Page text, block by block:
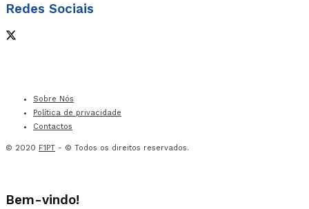
Redes Sociais
Sobre Nós
Política de privacidade
Contactos
© 2020 F1PT - © Todos os direitos reservados.
Bem-vindo!